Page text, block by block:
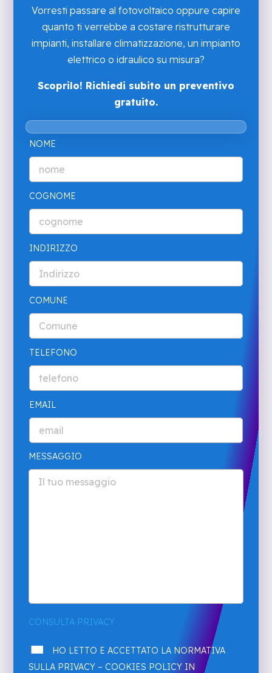
Vorresti passare al fotovoltaico oppure capire
quanto ti verrebbe a costare ristrutturare
impianti, installare climatizzazione, un impianto
elettrico o idraulico su misura?
Scoprilo! Richiedi subito un preventivo
gratuito.
NOME
COGNOME
INDIRIZZO
COMUNE
TELEFONO
EMAIL
MESSAGGIO
CONSULTA PRIVACY
HO LETTO E ACCETTATO LA NORMATIVA
SULLA PRIVACY – COOKIES POLICY IN